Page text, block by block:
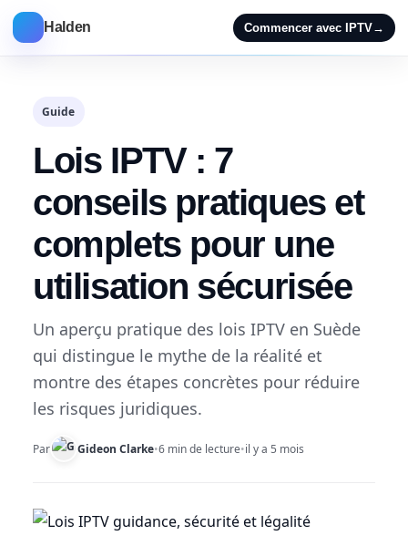
Halden Commencer avec IPTV→
Guide
Lois IPTV : 7
conseils pratiques et
complets pour une
utilisation sécurisée
Un aperçu pratique des lois IPTV en Suède
qui distingue le mythe de la réalité et
montre des étapes concrètes pour réduire
les risques juridiques.
Par Gideon Clarke•6 min de lecture•il y a 5 mois